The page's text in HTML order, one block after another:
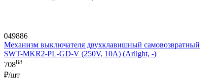
049886
Механизм выключателя двухклавишный самовозвратный
SWT-MKR2-PL-GD-V (250V, 10A) (Arlight, -)
70888
₽/шт